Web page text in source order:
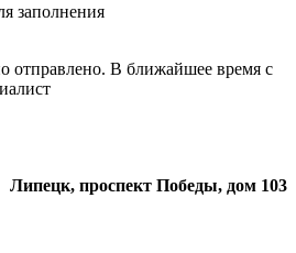
заполнения
отправлено. В ближайшее время с
Липецк, проспект Победы, дом 103